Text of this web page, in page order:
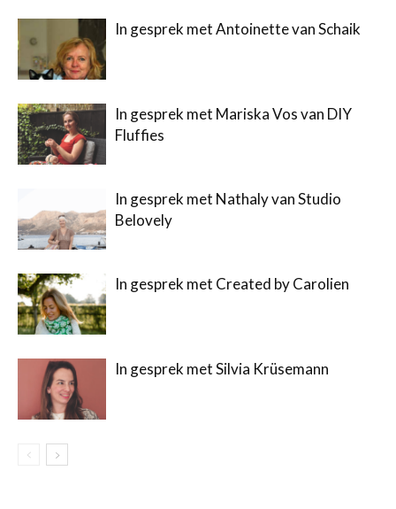
In gesprek met Antoinette van Schaik
In gesprek met Mariska Vos van DIY
Fluffies
In gesprek met Nathaly van Studio
Belovely
In gesprek met Created by Carolien
In gesprek met Silvia Krüsemann